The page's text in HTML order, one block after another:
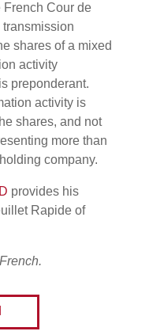
French Cour de
shares of a mixed
activity
preponderant.
activity is
shares, and not
more than
company.
provides his
Rapide of